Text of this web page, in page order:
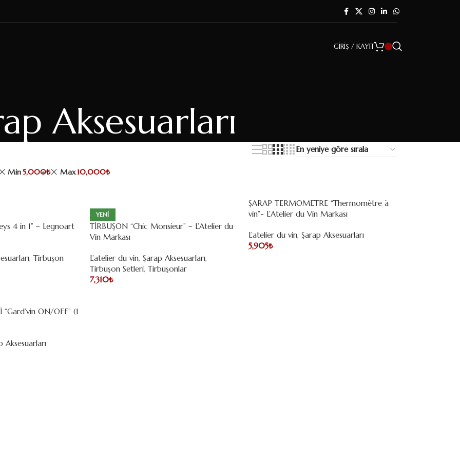
GIRIŞ / KAYIT
Aksesuarları
Min5,000₺ Max 10,000₺
4 in 1” – Legnoart
, Tirbuşon
YENI
TİRBUŞON “Chic Monsieur” – L’Atelier du
Vin Markası
L’atelier du vin, Şarap Aksesuarları,
Tirbuşon Setleri, Tirbuşonlar
7,310₺
ŞARAP TERMOMETRE “Thermomètre à
vin”- L’Atelier du Vin Markası
L’atelier du vin, Şarap Aksesuarları
5,905₺
ON/OFF” (1
Aksesuarları